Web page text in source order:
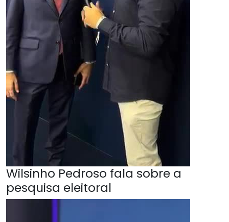
Wilsinho Pedroso fala sobre a
pesquisa eleitoral